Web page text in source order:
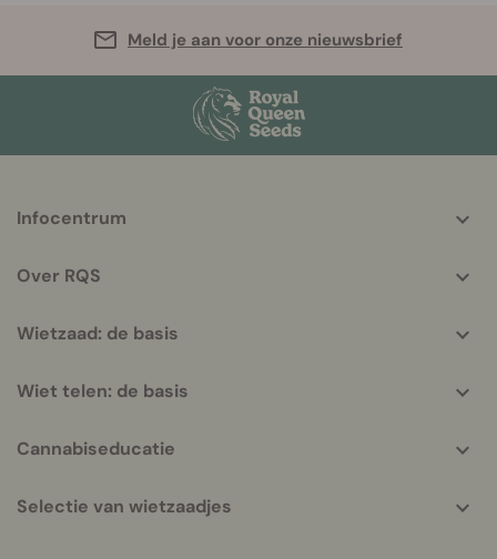
Meld je aan voor onze nieuwsbrief
helpful
Infocentrum
Over RQS
Wietzaad: de basis
Wiet telen: de basis
Cannabiseducatie
Selectie van wietzaadjes